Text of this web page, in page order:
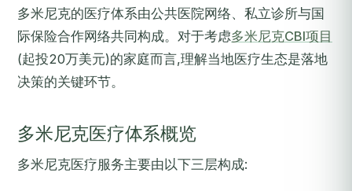
多米尼克的医疗体系由公共医院网络、私立诊所与国
际保险合作网络共同构成。对于考虑多米尼克CBI项目
(起投20万美元)的家庭而言,理解当地医疗生态是落地
决策的关键环节。
多米尼克医疗体系概览
多米尼克医疗服务主要由以下三层构成: